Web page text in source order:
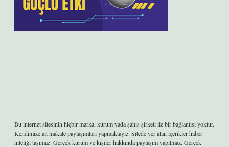
Bu internet sitesinin hiçbir marka, kurum yada şahıs şirketi ile bir bağlantısı yoktur.
Kendimize ait makale paylaşımları yapmaktayız. Sitede yer alan içerikler haber
niteliği taşımaz. Gerçek kurum ve kişiler hakkında paylaşım yapılmaz. Gerçek